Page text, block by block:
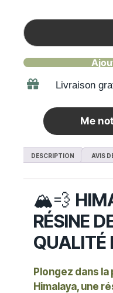
Livraison
Me
DESCRIPTION AVIS
🏔️💨
RÉSINE
QUALITÉ
Plongez dans
Himalaya, une